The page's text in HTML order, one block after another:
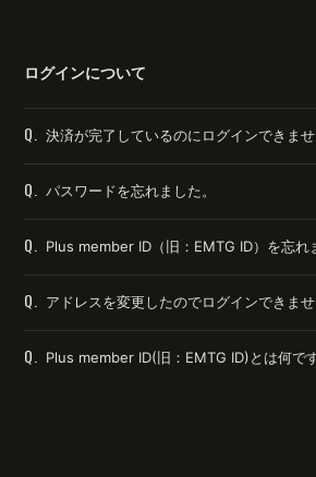
ログインについて
Q. 決済が完了しているのにログインできませ
Q. パスワードを忘れました。
Q. Plus member ID（旧：EMTG ID）を忘れ
Q. アドレスを変更したのでログインできませ
Q. Plus member ID(旧：EMTG ID)とは何です